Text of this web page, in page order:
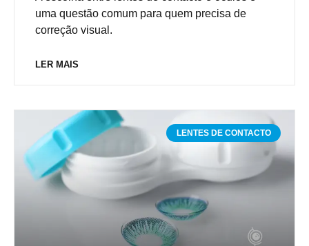
uma questão comum para quem precisa de
correção visual.
LER MAIS
LENTES DE CONTACTO